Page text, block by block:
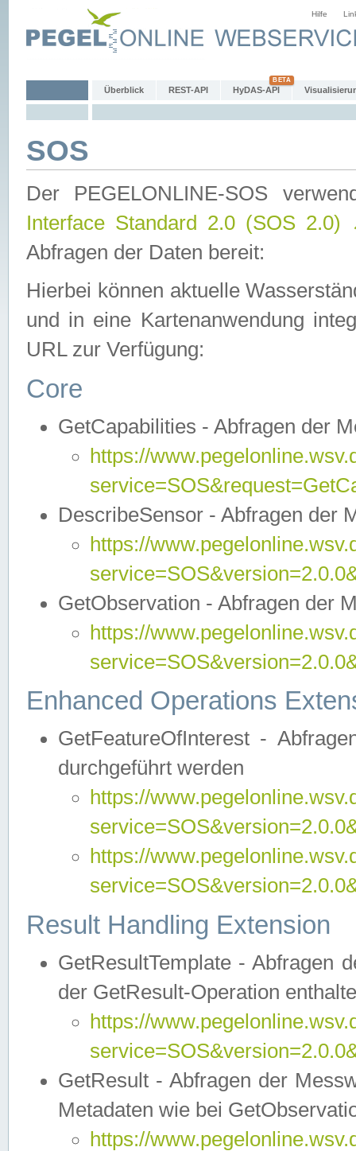
Hilfe
Überblick REST-API HyDAS-API
SOS
Der PEGELONLINE-SOS
Interface Standard 2.0 (SOS 2.0)
Abfragen der Daten bereit:
Hierbei können aktuelle
und in eine Kartenanwendung
URL zur Verfügung:
Core
GetCapabilities - Abfragen der
https://
DescribeSensor - Abfragen der
https://
GetObservation - Abfragen der
https://
Enhanced Operations
GetFeatureOfInterest -
durchgeführt werden
https://
https://
Result Handling Extension
GetResultTemplate - Abfragen
der GetResult-Operation
https://
GetResult - Abfragen der
Metadaten wie bei
https://